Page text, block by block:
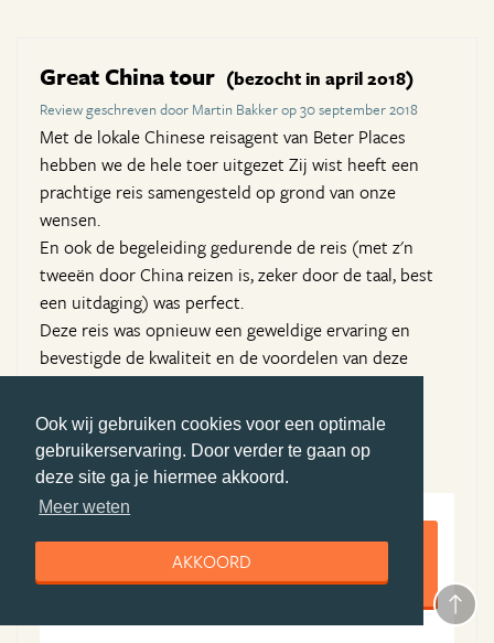
Ook wij gebruiken cookies voor een optimale
gebruikerservaring. Door verder te gaan op
deze site ga je hiermee akkoord.
Meer weten
AKKOORD
Great China tour (bezocht in april 2018)
Review geschreven door Martin Bakker op 30 september 2018
Met de lokale Chinese reisagent van Beter Places
hebben we de hele toer uitgezet Zij wist heeft een
prachtige reis samengesteld op grond van onze
wensen.
En ook de begeleiding gedurende de reis (met z'n
tweeën door China reizen is, zeker door de taal, best
een uitdaging) was perfect.
Deze reis was opnieuw een geweldige ervaring en
bevestigde de kwaliteit en de voordelen van deze
manier van werken door Better Places na onze
uitstekende eerdere ervaring met onze reis naar
Suriname 2 jaar eerder.
8,4